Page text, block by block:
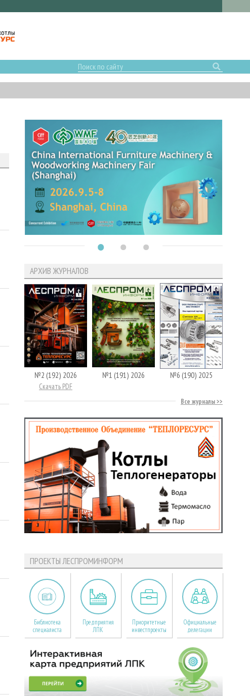
АРХИВ ЖУРНАЛОВ
№2 (192) 2026
Скачать PDF
№1 (191) 2026 №6 (190) 2025
Все журналы
ПРОЕКТЫ ЛЕСПРОМИНФОРМ
Библиотека
специалиста
Предприятия
ЛПК
Приоритетные
инвестпроекты
Официальные
делегации